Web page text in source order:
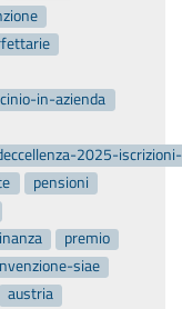
in-azienda
2025-
pensioni
premio
siae
austria